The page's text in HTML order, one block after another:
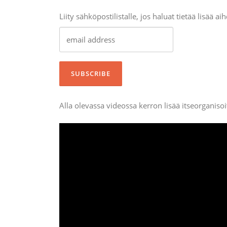
Liity sähköpostilistalle, jos haluat tietää lisää
Alla olevassa videossa kerron lisää